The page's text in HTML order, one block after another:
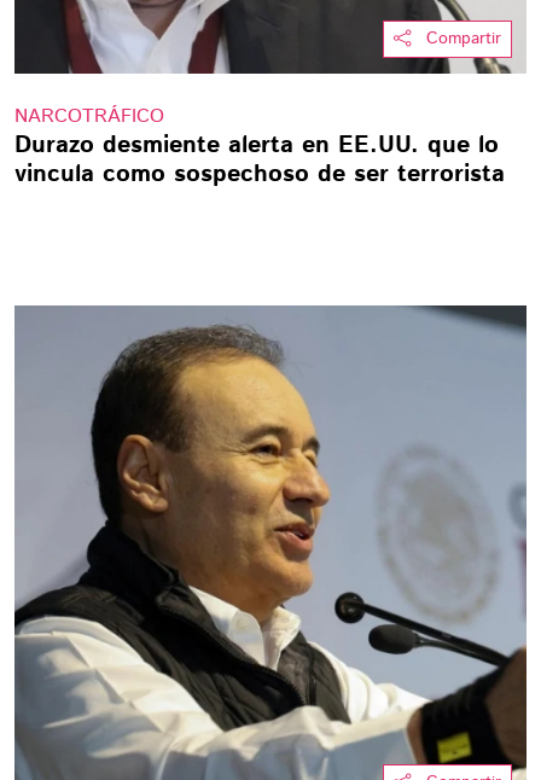
Compartir
NARCOTRÁFICO
Durazo desmiente alerta en EE.UU. que lo
vincula como sospechoso de ser terrorista